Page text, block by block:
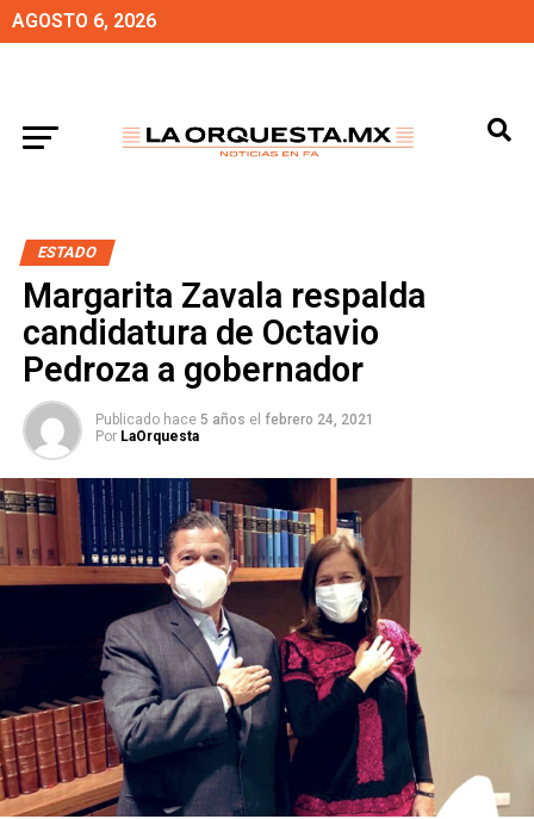
AGOSTO 6, 2026
ESTADO
Margarita Zavala respalda
candidatura de Octavio
Pedroza a gobernador
Publicado hace 5 años el febrero 24, 2021
Por LaOrquesta